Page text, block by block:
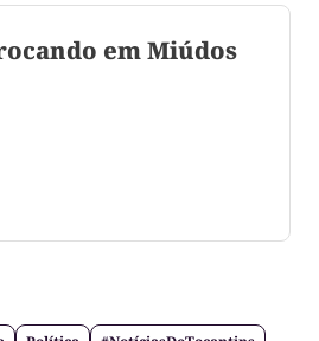
em Miúdos
CEO Editora-Chefe da